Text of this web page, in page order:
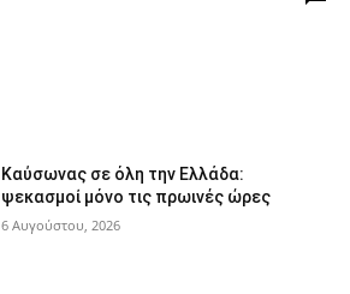
Καύσωνας σε όλη την Ελλάδα:
ψεκασμοί μόνο τις πρωινές ώρες
6 Αυγούστου, 2026